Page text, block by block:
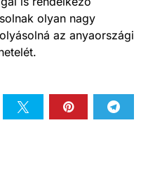
olyan nagy
az anyaországi